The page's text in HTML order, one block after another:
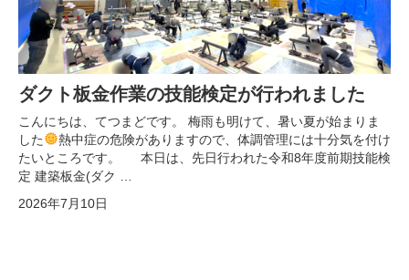
ダクト板金作業の技能検定が行われました
こんにちは、てつまどです。 梅雨も明けて、暑い夏が始まりま
した
熱中症の危険がありますので、体調管理には十分気を付け
たいところです。 本日は、先日行われた令和8年度前期技能検
定 建築板金(ダク …
2026年7月10日